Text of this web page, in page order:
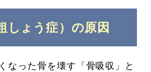
しょう症）の原因
なった骨を壊す「骨吸収」と